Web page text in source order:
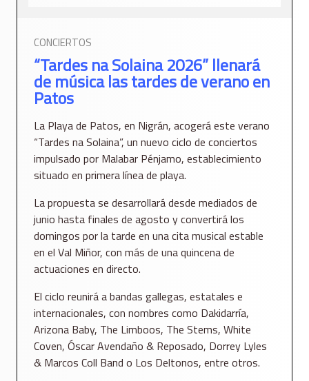
CONCIERTOS
“Tardes na Solaina 2026” llenará
de música las tardes de verano en
Patos
La Playa de Patos, en Nigrán, acogerá este verano
“Tardes na Solaina”, un nuevo ciclo de conciertos
impulsado por Malabar Pénjamo, establecimiento
situado en primera línea de playa.
La propuesta se desarrollará desde mediados de
junio hasta finales de agosto y convertirá los
domingos por la tarde en una cita musical estable
en el Val Miñor, con más de una quincena de
actuaciones en directo.
El ciclo reunirá a bandas gallegas, estatales e
internacionales, con nombres como Dakidarría,
Arizona Baby, The Limboos, The Stems, White
Coven, Óscar Avendaño & Reposado, Dorrey Lyles
& Marcos Coll Band o Los Deltonos, entre otros.